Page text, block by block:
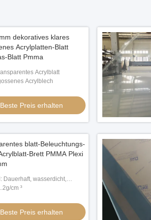
dekoratives klares
Acrylplatten-Blatt
Blatt Pmma
Acrylblatt
Acrylblech
Beste Preis erhalten
blatt-Beleuchtungs-
Brett PMMA Plexi
Dauerhaft, wasserdicht,
cm ³
Beste Preis erhalten